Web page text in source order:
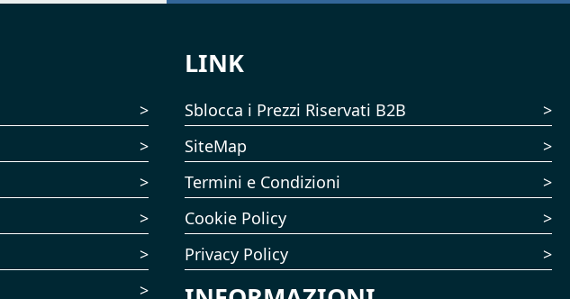
LINK
Sblocca i Prezzi Riservati B2B
SiteMap
Termini e Condizioni
Cookie Policy
Privacy Policy